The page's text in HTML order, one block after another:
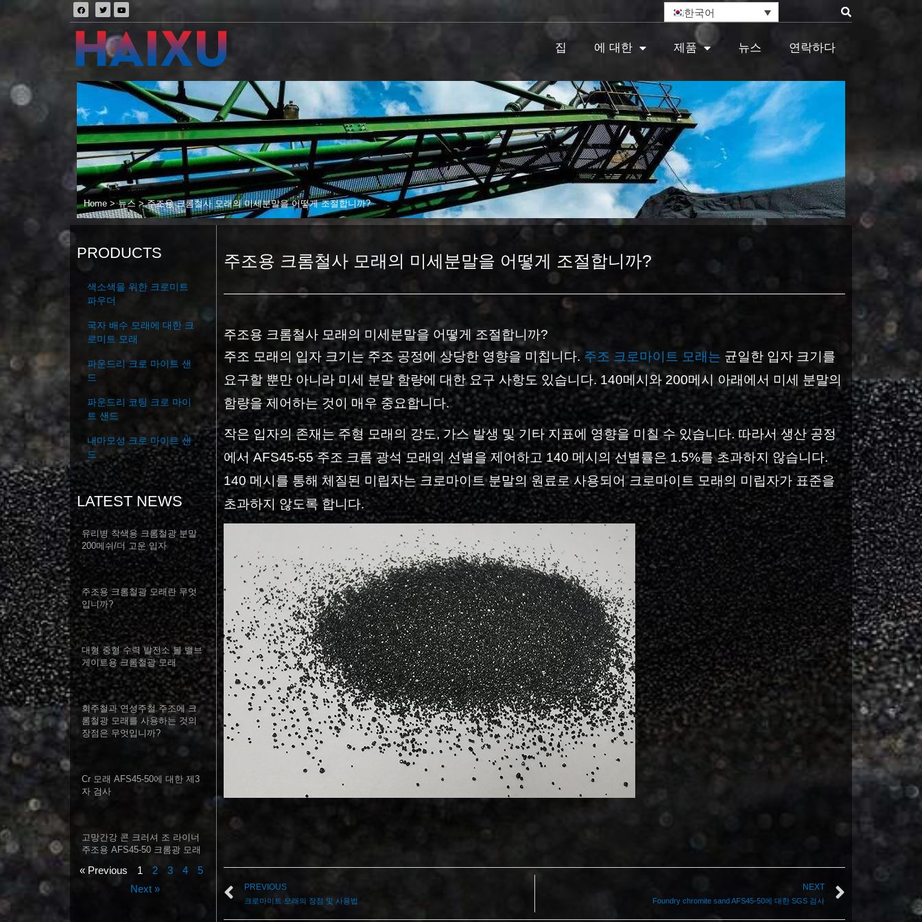
한국어
집 에 대한 제품 뉴스 연락하다
Home >뉴스 >주조용 크롬철사 모래의 미세분말을 어떻게 조절합니까?
PRODUCTS
색소색을 위한 크로미트
파우더
국자 배수 모래에 대한 크
로미트 모래
파운드리 크로 마이트 샌
드
파운드리 코팅 크로 마이
트 샌드
내마모성 크로 마이트 샌
드
LATEST NEWS
유리병 착색용 크롬철광 분말
200메쉬/더 고운 ​​입자
주조용 크롬철광 모래란 무엇
입니까?
대형 중형 수력 발전소 볼 밸브
게이트용 크롬철광 모래
회주철과 연성주철 주조에 크
롬철광 모래를 사용하는 것의
장점은 무엇입니까?
Cr 모래 AFS45-50에 대한 제3
자 검사
고망간강 콘 크러셔 조 라이너
주조용 AFS45-50 크롬광 모래
« Previous 1 2 3 4
5
Next »
주조용 크롬철사 모래의 미세분말을 어떻게 조절합니까?
주조용 크롬철사 모래의 미세분말을 어떻게 조절합니까?
주조 모래의 입자 크기는 주조 공정에 상당한 영향을 미칩니다. 주조 크로마이트 모래는 균일한 입자 크기를
요구할 뿐만 아니라 미세 분말 함량에 대한 요구 사항도 있습니다. 140메시와 200메시 아래에서 미세 분말의
함량을 제어하는 ​​것이 매우 중요합니다.
작은 입자의 존재는 주형 모래의 강도, 가스 발생 및 기타 지표에 영향을 미칠 수 있습니다. 따라서 생산 공정
에서 AFS45-55 주조 크롬 광석 모래의 선별을 제어하고 140 메시의 선별률은 1.5%를 초과하지 않습니다.
140 메시를 통해 체질된 미립자는 크로마이트 분말의 원료로 사용되어 크로마이트 모래의 미립자가 표준을
초과하지 않도록 합니다.
PREVIOUS
크로마이트 모래의 장점 및 사용법
NEXT
Foundry chromite sand AFS45-50에 대한 SGS 검사